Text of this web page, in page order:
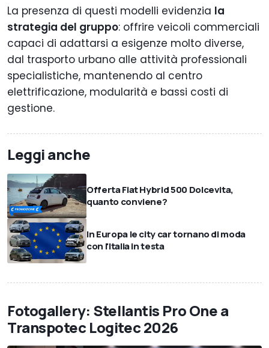
La presenza di questi modelli evidenzia la
strategia del gruppo: offrire veicoli commerciali
capaci di adattarsi a esigenze molto diverse,
dal trasporto urbano alle attività professionali
specialistiche, mantenendo al centro
elettrificazione, modularità e bassi costi di
gestione.
Leggi anche
Offerta Fiat Hybrid 500 Dolcevita,
quanto conviene?
In Europa le city car tornano di moda
con l'Italia in testa
Fotogallery: Stellantis Pro One a
Transpotec Logitec 2026